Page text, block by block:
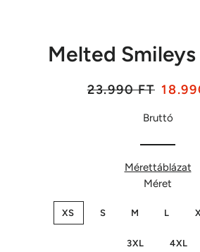
Melted
Listaár
23.990 FT Akciós
Bruttó
Mérettáblázat
Méret
XS S M L
3XL 4XL